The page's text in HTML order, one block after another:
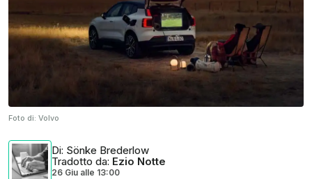
Foto di: Volvo
Di: Sönke Brederlow
Tradotto da: Ezio Notte
26 Giu alle 13:00